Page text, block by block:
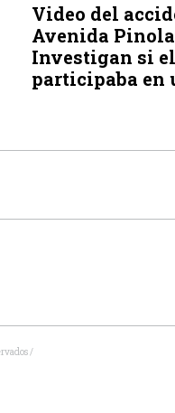
Video del
Avenida
Investigan si
participaba en
/